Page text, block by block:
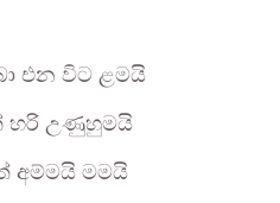
එන විට ළමයි
හරි උණුහුමයි
අම්මයි මමයි